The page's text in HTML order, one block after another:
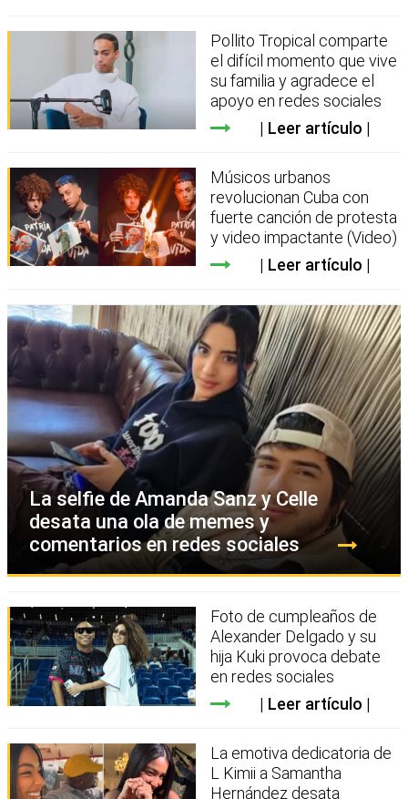
Pollito Tropical comparte
el difícil momento que vive
su familia y agradece el
apoyo en redes sociales
Leer artículo
Músicos urbanos
revolucionan Cuba con
fuerte canción de protesta
y video impactante (Video)
Leer artículo
La selfie de Amanda Sanz y Celle
desata una ola de memes y
comentarios en redes sociales
Foto de cumpleaños de
Alexander Delgado y su
hija Kuki provoca debate
en redes sociales
Leer artículo
La emotiva dedicatoria de
L Kimii a Samantha
Hernández desata